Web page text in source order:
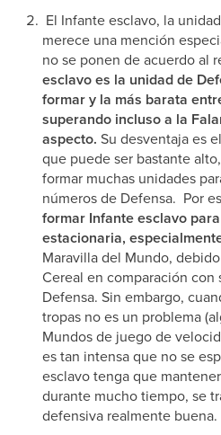
El Infante esclavo, la
merece una mención
no se ponen de acuerdo al
esclavo es la unidad de
formar y la más barata
superando incluso a la
aspecto. Su desventaja es
que puede ser bastante
formar muchas unidades
números de Defensa. Por
formar Infante esclavo
estacionaria,
Maravilla del Mundo,
Cereal en comparación con
Defensa. Sin embargo,
tropas no es un problema
Mundos de juego de
es tan intensa que no se
esclavo tenga que
durante mucho tiempo, se
defensiva realmente buena.